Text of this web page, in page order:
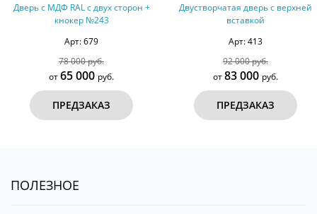
Дверь с МДФ RAL с двух сторон +
кнокер №243
Арт: 679
78 000 руб.
от65 000руб.
ПРЕДЗАКАЗ
Двустворчатая дверь с верхней
вставкой
Арт: 413
92 000 руб.
от83 000руб.
ПРЕДЗАКАЗ
ПОЛЕЗНОЕ